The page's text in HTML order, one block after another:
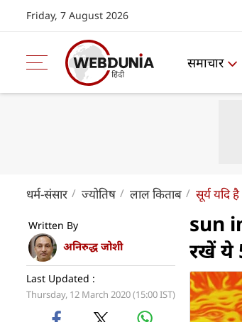
Friday, 7 August 2026
समाचार
धर्म-संसार ज्योतिष लाल किताब सूर्य यदि
Written By
अनिरुद्ध जोशी
Last Updated :
Thursday, 12 March 2020 (15:00 IST)
sun
रखें ये